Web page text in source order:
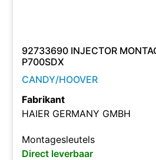
92733690 INJECTOR
P700SDX
CANDY/HOOVER
Fabrikant
HAIER GERMANY GMBH
Montagesleutels
Direct leverbaar